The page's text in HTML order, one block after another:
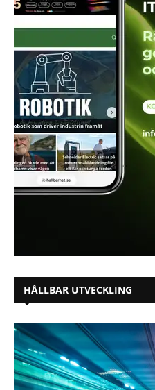
HÅLLBAR UTVECKLING